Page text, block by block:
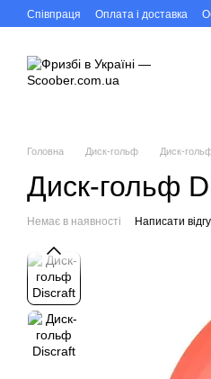
Перейти до основного контенту
Співпраця Оплата і доставка
Головна Диск-гольф Диск-
Диск-гольф
Немає в наявності Написати